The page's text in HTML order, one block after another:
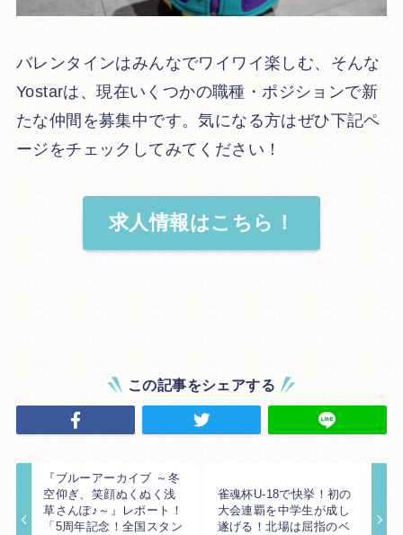
バレンタインはみんなでワイワイ楽しむ、そんな
Yostarは、現在いくつかの職種・ポジションで新
たな仲間を募集中です。気になる方はぜひ下記ペ
ージをチェックしてみてください！
求人情報はこちら！
この記事をシェアする
『ブルーアーカイブ ～冬
空仰ぎ、笑顔ぬくぬく浅
草さんぽ♪～』レポート！
「5周年記念！全国スタン
雀魂杯U-18で快挙！初の
大会連覇を中学生が成し
遂げる！北場は屈指のベ